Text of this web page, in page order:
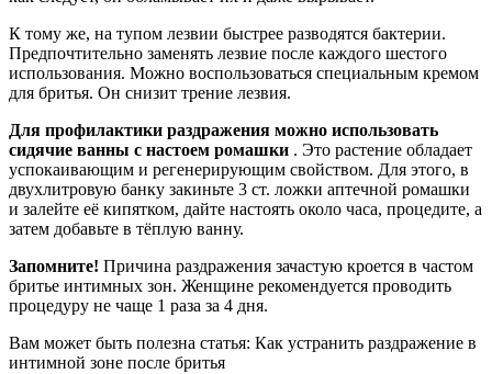
К тому же, на тупом лезвии быстрее разводятся бактерии.
Предпочтительно заменять лезвие после каждого шестого
использования. Можно воспользоваться специальным кремом
для бритья. Он снизит трение лезвия.
Для профилактики раздражения можно использовать
сидячие ванны с настоем ромашки . Это растение обладает
успокаивающим и регенерирующим свойством. Для этого, в
двухлитровую банку закиньте 3 ст. ложки аптечной ромашки
и залейте её кипятком, дайте настоять около часа, процедите, а
затем добавьте в тёплую ванну.
Запомните! Причина раздражения зачастую кроется в частом
бритье интимных зон. Женщине рекомендуется проводить
процедуру не чаще 1 раза за 4 дня.
Вам может быть полезна статья: Как устранить раздражение в
интимной зоне после бритья